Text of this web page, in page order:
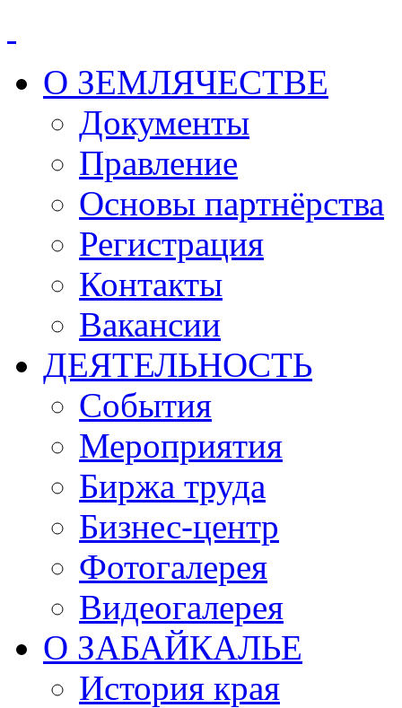
О ЗЕМЛЯЧЕСТВЕ
Документы
Правление
Основы партнёрства
Регистрация
Контакты
Вакансии
ДЕЯТЕЛЬНОСТЬ
События
Мероприятия
Биржа труда
Бизнес-центр
Фотогалерея
Видеогалерея
О ЗАБАЙКАЛЬЕ
История края